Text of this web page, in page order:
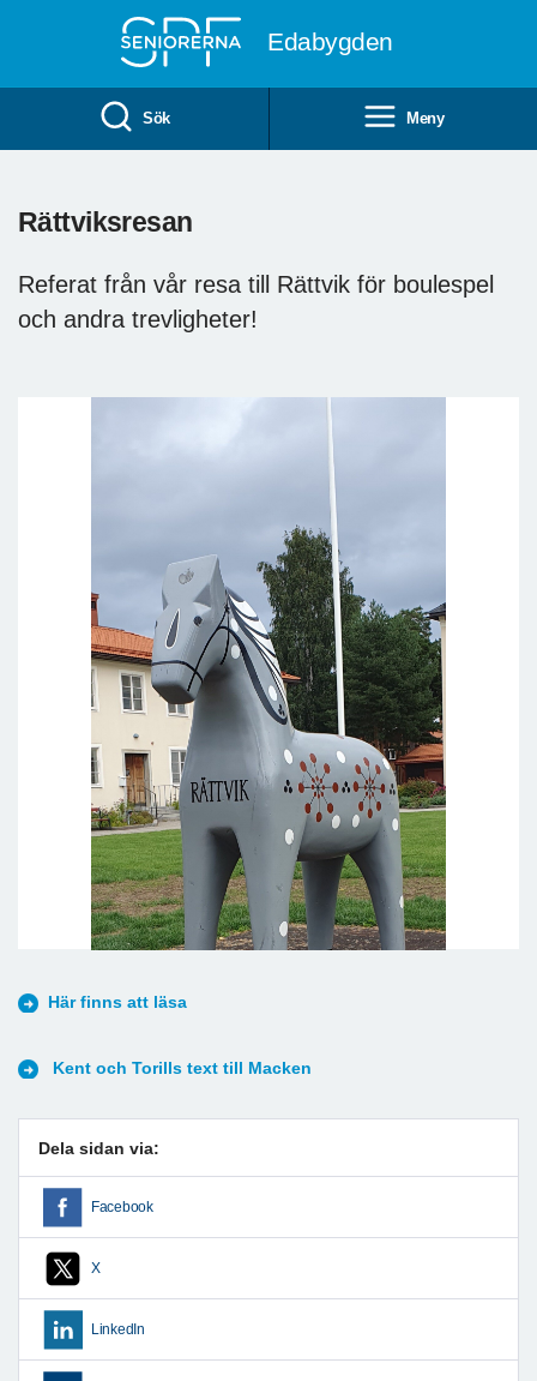
Edabygden
Sök Meny
Rättviksresan
Referat från vår resa till Rättvik för boulespel
och andra trevligheter!
Här finns att läsa
Kent och Torills text till Macken
Dela sidan via:
Facebook
X
LinkedIn